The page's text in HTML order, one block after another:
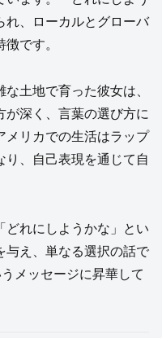
れ、ローカルとグローバ
です。
土地で育った彼女は、
が深く、言葉の選び方に
メリカでの生活はラップ
り、自己表現を通じて自
どれにしようかな」とい
与え、単なる選択の話で
メッセージに昇華して